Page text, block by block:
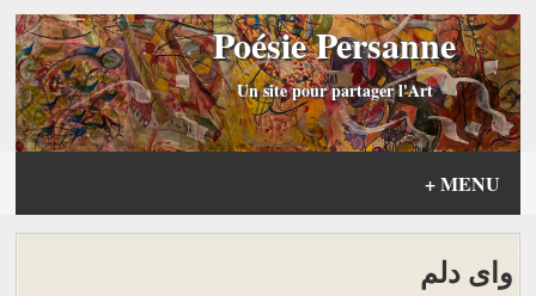
Poésie Persanne
Un site pour partager l'Art
MENU
+
وای دلم